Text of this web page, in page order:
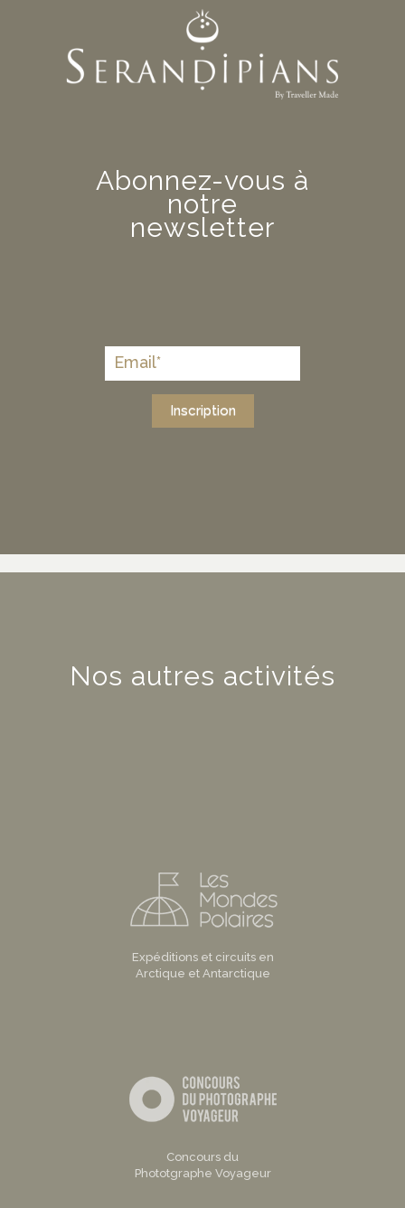
Abonnez-vous à
notre
newsletter
Inscription
Nos autres activités
Expéditions et circuits en
Arctique et Antarctique
Concours du
Phototgraphe Voyageur